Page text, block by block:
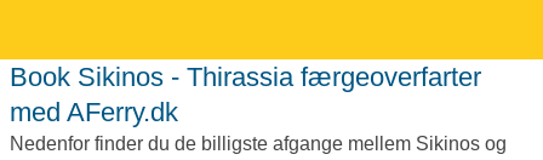
Book Sikinos - Thirassia færgeoverfarter
med AFerry.dk
Nedenfor finder du de billigste afgange mellem Sikinos og